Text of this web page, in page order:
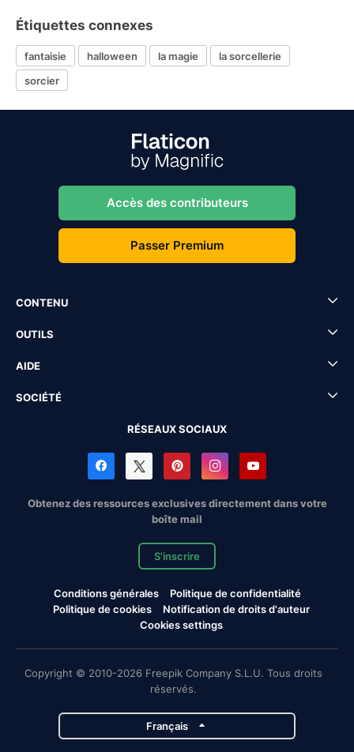
Étiquettes connexes
fantaisie halloween la magie
la sorcellerie
sorcier
Accès des contributeurs
Passer Premium
CONTENU
OUTILS
AIDE
SOCIÉTÉ
RÉSEAUX SOCIAUX
Obtenez des ressources exclusives directement dans votre
boîte mail
S'inscrire
Conditions générales
Politique de confidentialité
Politique de cookies
Notification de droits d'auteur
Cookies settings
Copyright © 2010-2026 Freepik Company S.L.U. Tous droits
réservés.
Français